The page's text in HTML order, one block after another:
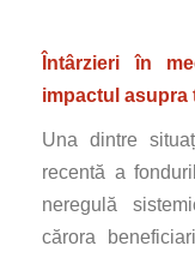
Întârzieri în
impactul asupra
Una dintre
recentă a
neregulă
cărora